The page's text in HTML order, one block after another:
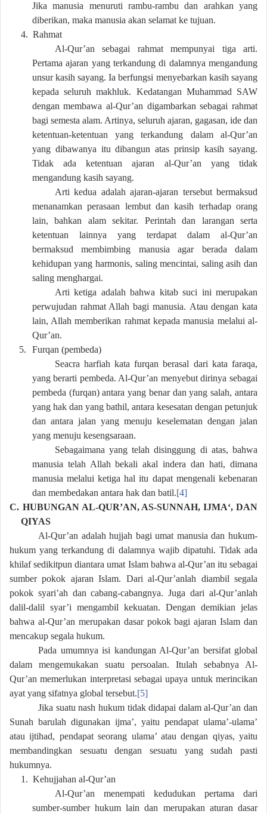
Jika manusia menuruti rambu-rambu dan arahkan yang
diberikan, maka manusia akan selamat ke tujuan.
4. Rahmat
Al-Qur’an sebagai rahmat mempunyai tiga arti.
Pertama ajaran yang terkandung di dalamnya mengandung
unsur kasih sayang. Ia berfungsi menyebarkan kasih sayang
kepada seluruh makhluk. Kedatangan Muhammad SAW
dengan membawa al-Qur’an digambarkan sebagai rahmat
bagi semesta alam. Artinya, seluruh ajaran, gagasan, ide dan
ketentuan-ketentuan yang terkandung dalam al-Qur’an
yang dibawanya itu dibangun atas prinsip kasih sayang.
Tidak ada ketentuan ajaran al-Qur’an yang tidak
mengandung kasih sayang.
Arti kedua adalah ajaran-ajaran tersebut bermaksud
menanamkan perasaan lembut dan kasih terhadap orang
lain, bahkan alam sekitar. Perintah dan larangan serta
ketentuan lainnya yang terdapat dalam al-Qur’an
bermaksud membimbing manusia agar berada dalam
kehidupan yang harmonis, saling mencintai, saling asih dan
saling menghargai.
Arti ketiga adalah bahwa kitab suci ini merupakan
perwujudan rahmat Allah bagi manusia. Atau dengan kata
lain, Allah memberikan rahmat kepada manusia melalui al-
Qur’an.
5.
Furqan (pembeda)
Seacra harfiah kata furqan berasal dari kata faraqa,
yang berarti pembeda. Al-Qur’an menyebut dirinya sebagai
pembeda (furqan) antara yang benar dan yang salah, antara
yang hak dan yang bathil, antara kesesatan dengan petunjuk
dan antara jalan yang menuju keselematan dengan jalan
yang menuju kesengsaraan.
Sebagaimana yang telah disinggung di atas, bahwa
manusia telah Allah bekali akal indera dan hati, dimana
manusia melalui ketiga hal itu dapat mengenali kebenaran
dan membedakan antara hak dan batil.[4]
C. HUBUNGAN AL-QUR’AN, AS-SUNNAH, IJMA‘, DAN
QIYAS
Al-Qur’an adalah hujjah bagi umat manusia dan hukum-
hukum yang terkandung di dalamnya wajib dipatuhi. Tidak ada
khilaf sedikitpun diantara umat Islam bahwa al-Qur’an itu sebagai
sumber pokok ajaran Islam. Dari al-Qur’anlah diambil segala
pokok syari’ah dan cabang-cabangnya. Juga dari al-Qur’anlah
dalil-dalil syar’i mengambil kekuatan. Dengan demikian jelas
bahwa al-Qur’an merupakan dasar pokok bagi ajaran Islam dan
mencakup segala hukum.
Pada umumnya isi kandungan Al-Qur’an bersifat global
dalam mengemukakan suatu persoalan. Itulah sebabnya Al-
Qur’an memerlukan interpretasi sebagai upaya untuk merincikan
ayat yang sifatnya global tersebut.[5]
Jika suatu nash hukum tidak didapai dalam al-Qur’an dan
Sunah barulah digunakan ijma’, yaitu pendapat ulama’-ulama’
atau ijtihad, pendapat seorang ulama’ atau dengan qiyas, yaitu
membandingkan sesuatu dengan sesuatu yang sudah pasti
hukumnya.
1. Kehujjahan al-Qur’an
Al-Qur’an menempati kedudukan pertama dari
sumber-sumber hukum lain dan merupakan aturan dasar